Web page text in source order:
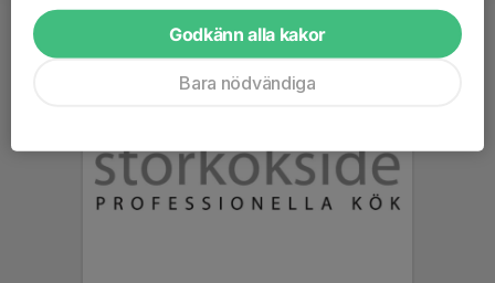
Godkänn alla kakor
Bara nödvändiga